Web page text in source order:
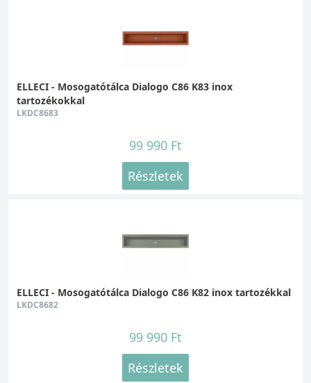
ELLECI - Mosogatótálca Dialogo C86 K83 inox
tartozékokkal
LKDC8683
99 990 Ft
Részletek
ELLECI - Mosogatótálca Dialogo C86 K82 inox tartozékkal
LKDC8682
99 990 Ft
Részletek